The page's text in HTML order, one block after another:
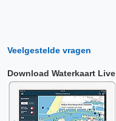
Veelgestelde vragen
Download Waterkaart Live